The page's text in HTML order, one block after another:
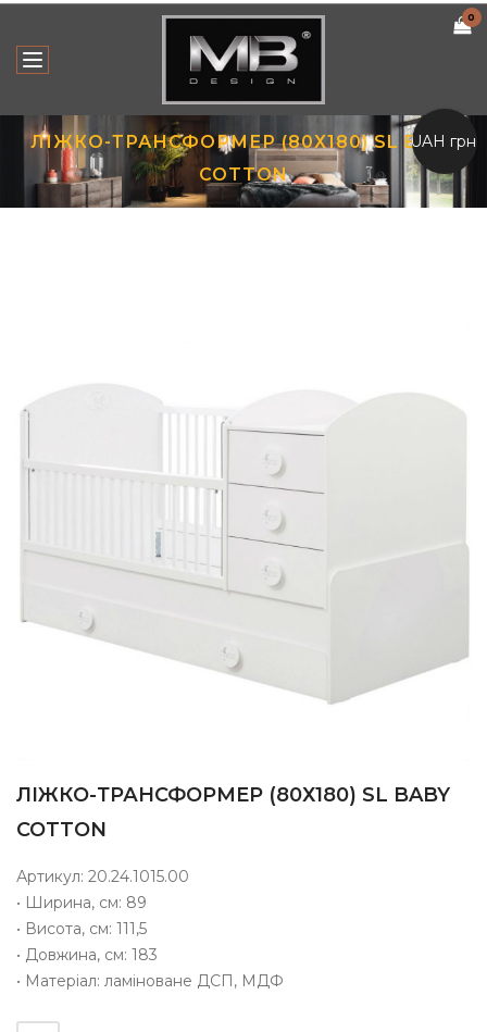
0
ЛІЖКО-ТРАНСФОРМЕР (80Х180) SL BABY
COTTON
ЛІЖКО-ТРАНСФОРМЕР (80Х180) SL BABY
COTTON
Артикул: 20.24.1015.00
• Ширина, см: 89
• Висота, см: 111,5
• Довжина, cм: 183
• Матеріал: ламіноване ДСП, МДФ
UAH грн.